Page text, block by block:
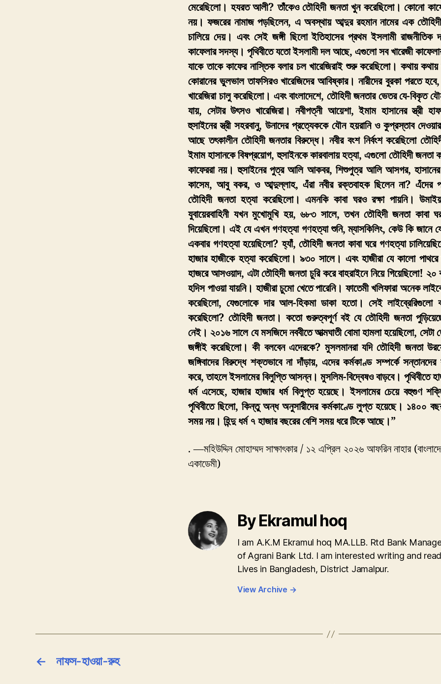
মেরেছিলো। হযরত আলী? তাঁকেও তৌহিদী জনতা খুন করেছিলো। কোনো
নয়। ফজরের নামাজ পড়ছিলেন, এ অবস্থায় আব্দুর রহমান নামের এক তৌহিদী
চালিয়ে দেয়। এবং সেই জঙ্গী ছিলো ইতিহাসের প্রথম ইসলামী রাজনীতিক
কাফেলার সদস্য। পৃথিবীতে যতো ইসলামী দল আছে, এগুলো সব খারেজী
যাকে তাকে কাফের নাস্তিক বলার চল খারেজিরাই শুরু করেছিলো। কথায়
কোরানের ভুলভাল তাফসিরও খারেজিদের আবিষ্কার। নারীদের বুরকা পরতে
খারেজিরা চালু করেছিলো। এবং বাংলাদেশে, তৌহিদী জনতার ভেতর যে-বিকৃত
যায়, সেটার উৎসও খারেজিরা। নবীপত্নী আয়েশা, ইমাম হাসানের স্ত্রী
হুসাইনের স্ত্রী সহরবানু, উনাদের প্রত্যেককে যৌন হয়রানি ও কুপ্রস্তাব
আছে তৎকালীন তৌহিদী জনতার বিরুদ্ধে। নবীর বংশ নির্বংশ করেছিলো
ইমাম হাসানকে বিষপ্রয়োগ, হুসাইনকে কারবালায় হত্যা, এগুলো তৌহিদী জনতা
কাফেররা নয়। হুসাইনের পুত্র আলি আকবর, শিশুপুত্র আলি আসগর,
কাসেম, আবু বকর, ও আব্দুল্লাহ, এঁরা নবীর রক্তবাহক ছিলেন না? এঁদের
তৌহিদী জনতা হত্যা করেছিলো। এমনকি কাবা ঘরও রক্ষা পায়নি।
যুবায়েরবাহিনী যখন মুখোমুখি হয়, ৬৮৩ সালে, তখন তৌহিদী জনতা কাবা
দিয়েছিলো। এই যে এখন গণহত্যা গণহত্যা শুনি, ম্যাসকিলিং, কেউ কি জানে
একবার গণহত্যা হয়েছিলো? হ্যাঁ, তৌহিদী জনতা কাবা ঘরে গণহত্যা
হাজার হাজীকে হত্যা করেছিলো। ৯৩০ সালে। এবং হাজীরা যে কালো
হাজরে আসওয়াদ, এটা তৌহিদী জনতা চুরি করে বাহরাইনে নিয়ে গিয়েছিলো! ২০
হদিস পাওয়া যায়নি। হাজীরা চুমো খেতে পারেনি। ফাতেমী খলিফারা অনেক
করেছিলো, যেগুলোকে দার আল-হিকমা ডাকা হতো। সেই লাইব্রেরিগুলো
করেছিলো? তৌহিদী জনতা। কতো গুরুত্বপূর্ণ বই যে তৌহিদী জনতা
নেই। ২০১৬ সালে যে মসজিদে নববীতে আত্মঘাতী বোমা হামলা হয়েছিলো, সেটা
জঙ্গীই করেছিলো। কী বলবেন এদেরকে? মুসলমানরা যদি তৌহিদী জনতা
জঙ্গিবাদের বিরুদ্ধে শক্তভাবে না দাঁড়ায়, এদের কর্মকাণ্ড সম্পর্কে
করে, তাহলে ইসলামের বিলুপ্তি আসন্ন। মুসলিম-বিদ্বেষও বাড়বে। পৃথিবীতে
ধর্ম এসেছে, হাজার হাজার ধর্ম বিলুপ্ত হয়েছে। ইসলামের চেয়ে বহুগুণ
পৃথিবীতে ছিলো, কিন্তু অন্ধ অনুসারীদের কর্মকাণ্ডে লুপ্ত হয়েছে। ১৪০০
সময় নয়। হিন্দু ধর্ম ৭ হাজার বছরের বেশি সময় ধরে টিকে আছে।”
. —মহিউদ্দিন মোহাম্মদ সাক্ষাৎকার / ১২ এপ্রিল ২০২৬ আফরিন নাহার
একাডেমী)
By Ekramul hoq
I am A.K.M Ekramul hoq MA.LLB. Rtd Bank
of Agrani Bank Ltd. I am interested writing and
Lives in Bangladesh, District Jamalpur.
View Archive →
← নাফস-হাওয়া-রুহ